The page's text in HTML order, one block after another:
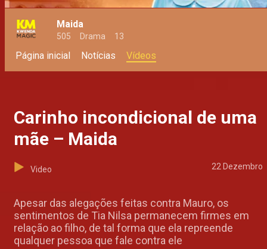
Maida
505 Drama 13
Página inicial Notícias Vídeos
Carinho incondicional de uma
mãe – Maida
Video 22 Dezembro
Apesar das alegações feitas contra Mauro, os
sentimentos de Tia Nilsa permanecem firmes em
relação ao filho, de tal forma que ela repreende
qualquer pessoa que fale contra ele